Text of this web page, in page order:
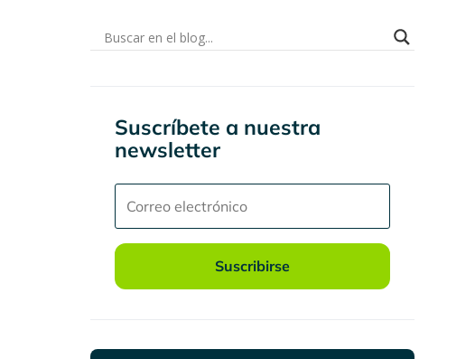
Suscríbete a nuestra
newsletter
Suscribirse